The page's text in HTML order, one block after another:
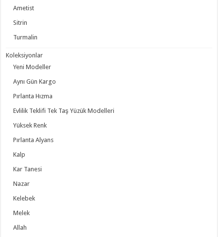
Ametist
Sitrin
Turmalin
Koleksiyonlar
Yeni Modeller
Aynı Gün Kargo
Pırlanta Hızma
Evlilik Teklifi Tek Taş Yüzük Modelleri
Yüksek Renk
Pırlanta Alyans
Kalp
Kar Tanesi
Nazar
Kelebek
Melek
Allah